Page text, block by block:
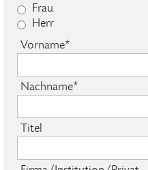
Frau
Herr
Vorname*
Nachname*
Titel